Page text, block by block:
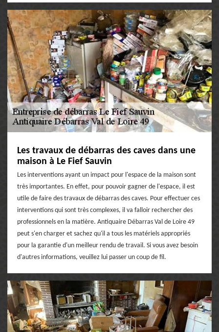
Les travaux de débarras des caves dans une
maison à Le Fief Sauvin
Les interventions ayant un impact pour l'espace de la maison sont
très importantes. En effet, pour pouvoir gagner de l'espace, il est
utile de faire des travaux de débarras des caves. Pour effectuer ces
interventions qui sont très complexes, il va falloir rechercher des
professionnels en la matière. Antiquaire Débarras Val de Loire 49
peut s'en charger et sachez qu'il a tous les matériels appropriés
pour la garantie d'un meilleur rendu de travail. Si vous avez besoin
d'autres informations, veuillez lui passer un coup de fil.